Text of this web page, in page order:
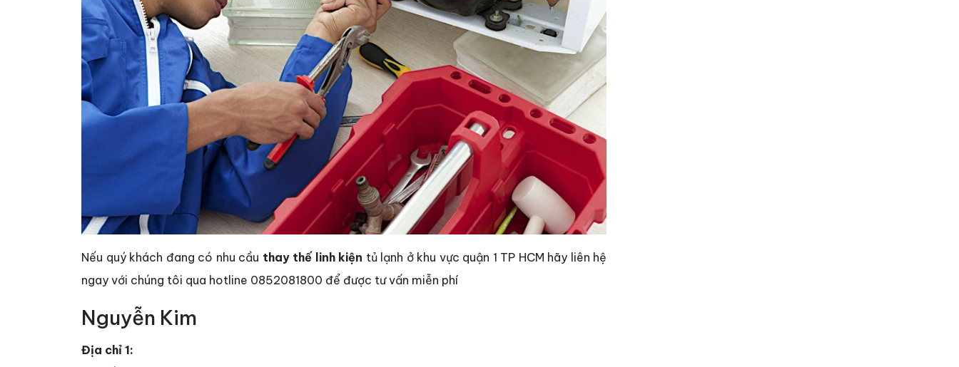
Nếu quý khách đang có nhu cầu thay thế linh kiện tủ lạnh ở khu vực quận 1 TP HCM hãy liên hệ
ngay với chúng tôi qua hotline 0852081800 để được tư vấn miễn phí
Nguyễn Kim
Địa chỉ 1: